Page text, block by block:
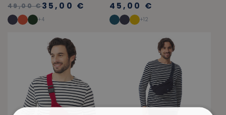
49,00 €35,00 €
+4
45,00 €
+12